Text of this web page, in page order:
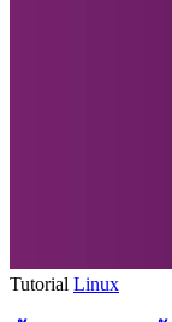
Tutorial Linux